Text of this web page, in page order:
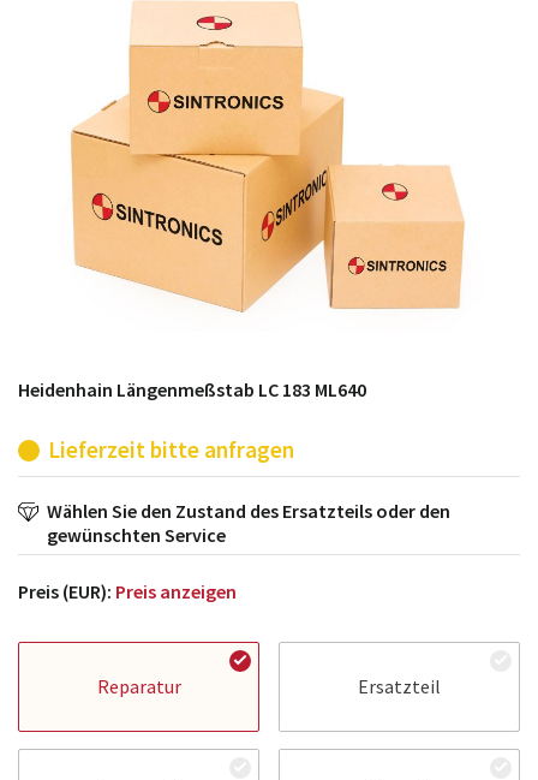
möglich. SINTRONICS ist dann ihr Partner, der
entweder die alten Baugruppen technisch hochwertig
repariert oder ihnen die abgekündigten Baugruppen
aus dem eigenen Lager ersetzt.
Heidenhain Längenmeßstab LC 183 ML640
Lieferzeit bitte anfragen
Wählen Sie den Zustand des Ersatzteils oder den
gewünschten Service
Preis (EUR): Preis anzeigen
Reparatur Ersatzteil